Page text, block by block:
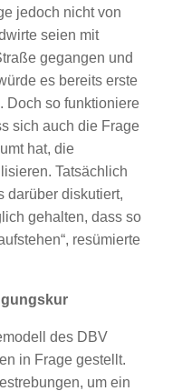
jedoch nicht von
seien mit
gegangen und
es bereits erste
Doch so funktioniere
sich auch die Frage
hat, die
Tatsächlich
darüber diskutiert,
gehalten, dass so
resümierte
des DBV
in Frage gestellt.
um ein